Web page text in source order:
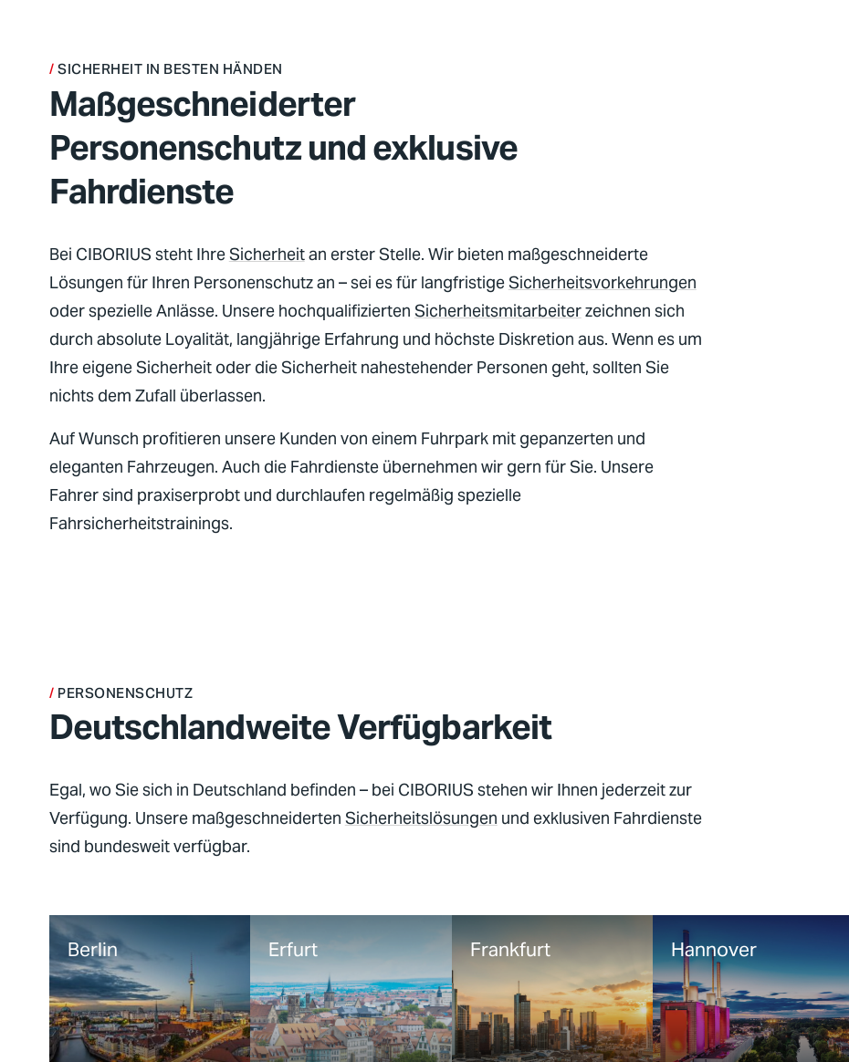
SICHERHEIT IN BESTEN HÄNDEN
Maßgeschneiderter
Personenschutz und exklusive
Fahrdienste
Bei CIBORIUS steht IhreSicherheitan erster Stelle. Wir bieten maßgeschneiderte
Lösungen für Ihren Personenschutz an – sei es für langfristigeSicherheitsvorkehrungen
oder spezielle Anlässe. Unsere hochqualifizierten Sicherheitsmitarbeiterzeichnen sich
durch absolute Loyalität, langjährige Erfahrung und höchste Diskretion aus. Wenn es um
Ihre eigeneSicherheitoder dieSicherheitnahestehender Personen geht, sollten Sie
nichts dem Zufall überlassen.
Auf Wunsch profitieren unsere Kunden von einem Fuhrpark mit gepanzerten und
eleganten Fahrzeugen. Auch die Fahrdienste übernehmen wir gern für Sie. Unsere
Fahrer sind praxiserprobt und durchlaufen regelmäßig spezielle
Fahrsicherheitstrainings.
PERSONENSCHUTZ
Deutschlandweite Verfügbarkeit
Egal, wo Sie sich in Deutschland befinden – bei CIBORIUS stehen wir Ihnen jederzeit zur
Verfügung. Unsere maßgeschneiderten Sicherheitslösungen und exklusiven Fahrdienste
sind bundesweit verfügbar.
Berlin Erfurt Frankfurt Hannover